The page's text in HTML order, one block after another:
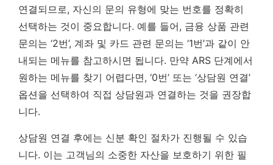
연결되므로, 자신의 문의 유형에 맞는 번호를 정확히
선택하는 것이 중요합니다. 예를 들어, 금융 상품 관련
문의는 ‘2번’, 계좌 및 카드 관련 문의는 ‘1번’과 같이 안
내되는 메뉴를 참고하시면 됩니다. 만약 ARS 단계에서
원하는 메뉴를 찾기 어렵다면, ‘0번’ 또는 ‘상담원 연결’
옵션을 선택하여 직접 상담원과 연결하는 것을 권장합
니다.
상담원 연결 후에는 신분 확인 절차가 진행될 수 있습
니다. 이는 고객님의 소중한 자산을 보호하기 위한 필